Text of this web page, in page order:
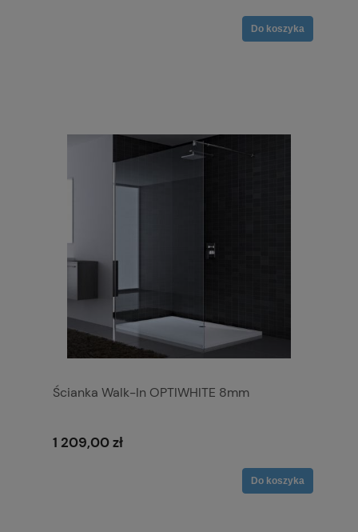
Do koszyka
Ścianka Walk-In OPTIWHITE 8mm
1 209,00 zł
Do koszyka